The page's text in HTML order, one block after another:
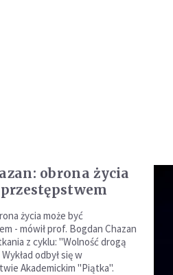
obrona życia
życia może być
- mówił prof. Bogdan Chazan
z cyklu: "Wolność drogą
odbył się w
Akademickim "Piątka".